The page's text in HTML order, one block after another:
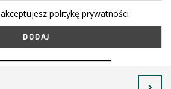
politykę prywatności